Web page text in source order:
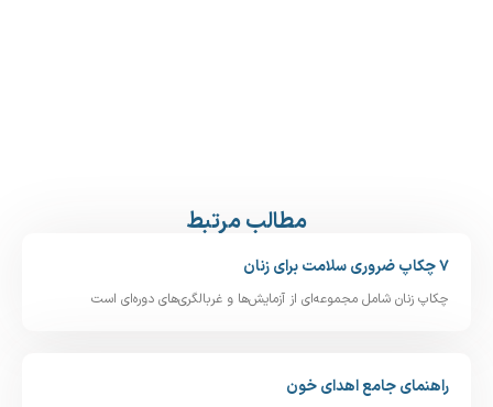
مطالب مرتبط
۷ چکاپ ضروری سلامت برای زنان
چکاپ زنان شامل مجموعه‌ای از آزمایش‌ها و غربالگری‌های دوره‌ای است
راهنمای جامع اهدای خون